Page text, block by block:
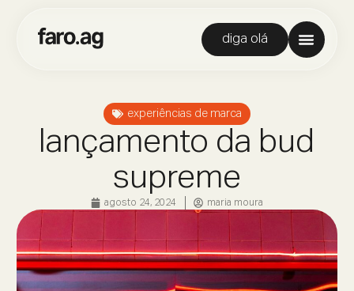
diga olá
experiências de marca
lançamento da bud
supreme
agosto 24, 2024 maria moura